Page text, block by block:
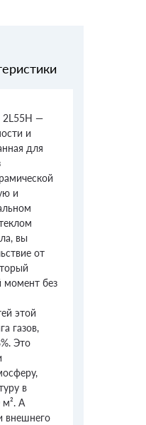
2L55H —
и
для
и
вы
от
момент без
этой
газов,
Это
в
А
внешнего